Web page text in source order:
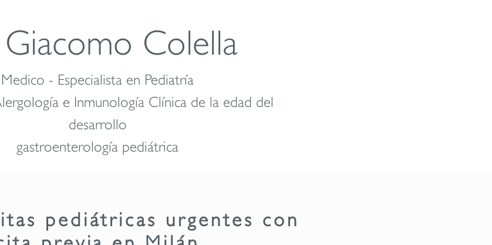
Giacomo Colella
Medico - Especialista en Pediatría
e Inmunología Clínica de la edad del
desarrollo
gastroenterología pediátrica
pediátricas urgentes con
previa en Milán